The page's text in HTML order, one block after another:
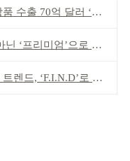
70억 달러 ‘역대 최고’
리미엄’으로 승부걸어야
드, ‘F.I.N.D’로 읽는다